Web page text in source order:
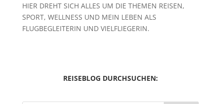
HIER DREHT SICH ALLES UM DIE THEMEN REISEN,
SPORT, WELLNESS UND MEIN LEBEN ALS
FLUGBEGLEITERIN UND VIELFLIEGERIN.
REISEBLOG DURCHSUCHEN: